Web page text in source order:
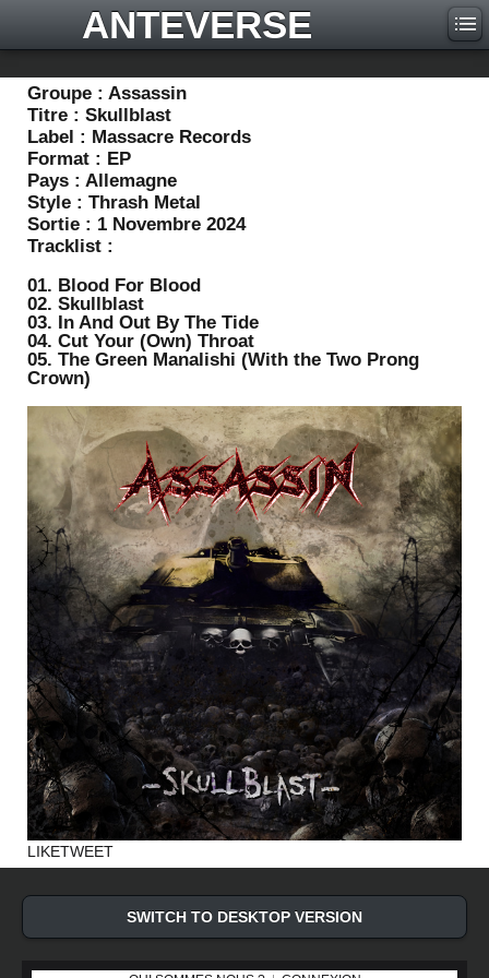
ANTEVERSE
Groupe : Assassin
Titre : Skullblast
Label : Massacre Records
Format : EP
Pays : Allemagne
Style : Thrash Metal
Sortie : 1 Novembre 2024
Tracklist :
01. Blood For Blood
02. Skullblast
03. In And Out By The Tide
04. Cut Your (Own) Throat
05. The Green Manalishi (With the Two Prong
Crown)
LIKETWEET
SWITCH TO DESKTOP VERSION